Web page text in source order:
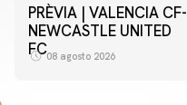
PRÈVIA | VALENCIA CF-
NEWCASTLE UNITED
FC08 agosto 2026